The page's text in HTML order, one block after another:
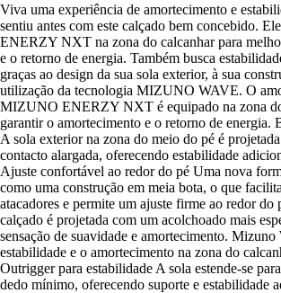
Viva uma experiência de amortecimento e
sentiu antes com este calçado bem concebido.
ENERZY NXT na zona do calcanhar para
e o retorno de energia. Também busca
graças ao design da sua sola exterior, à sua
utilização da tecnologia MIZUNO WAVE. O
MIZUNO ENERZY NXT é equipado na zona
garantir o amortecimento e o retorno de energia.
A sola exterior na zona do meio do pé é
contacto alargada, oferecendo estabilidade
Ajuste confortável ao redor do pé Uma nova
como uma construção em meia bota, o que
atacadores e permite um ajuste firme ao redor do
calçado é projetada com um acolchoado mais
sensação de suavidade e amortecimento.
estabilidade e o amortecimento na zona do
Outrigger para estabilidade A sola estende-se
dedo mínimo, oferecendo suporte e estabilidade